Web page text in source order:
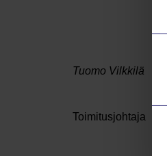
Tuomo Vilkkilä
Toimitusjohtaja